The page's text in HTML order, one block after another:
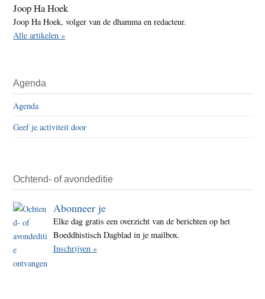
Joop Ha Hoek
Joop Ha Hoek, volger van de dhamma en redacteur.
Alle artikelen »
Agenda
Agenda
Geef je activiteit door
Ochtend- of avondeditie
Abonneer je
Elke dag gratis een overzicht van de berichten op het
Boeddhistisch Dagblad in je mailbox.
Inschrijven »